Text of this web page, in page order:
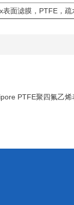
表面滤膜，PTFE，
PTFE聚四氟乙烯